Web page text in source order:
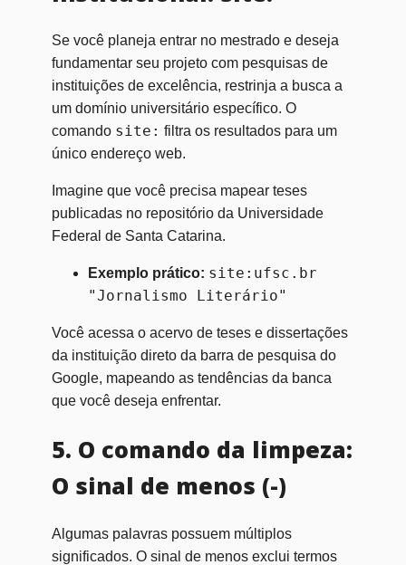
Se você planeja entrar no mestrado e deseja
fundamentar seu projeto com pesquisas de
instituições de excelência, restrinja a busca a
um domínio universitário específico. O
comando site: filtra os resultados para um
único endereço web.
Imagine que você precisa mapear teses
publicadas no repositório da Universidade
Federal de Santa Catarina.
Exemplo prático: site:ufsc.br
"Jornalismo Literário"
Você acessa o acervo de teses e dissertações
da instituição direto da barra de pesquisa do
Google, mapeando as tendências da banca
que você deseja enfrentar.
5. O comando da limpeza:
O sinal de menos (-)
Algumas palavras possuem múltiplos
significados. O sinal de menos exclui termos